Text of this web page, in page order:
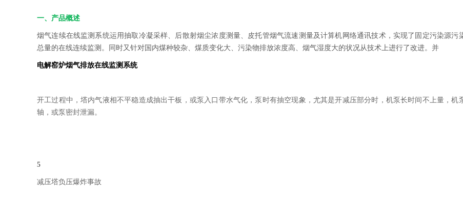
一、产品概述
烟气连续在线监测系统运用抽取冷凝采样、后散射烟尘浓度测量、皮托管烟气流速测量及计算机网络通讯技术，实现了固定污染源污
总量的在线连续监测。同时又针对国内煤种较杂、煤质变化大、污染物排放浓度高、烟气湿度大的状况从技术上进行了改进。并
电解窑炉烟气排放在线监测系统
开工过程中，塔内气液相不平稳造成抽出干板，或泵入口带水气化，泵时有抽空现象，尤其是开减压部分时，机泵长时间不上量，机
轴，或泵密封泄漏。
5
减压塔负压爆炸事故